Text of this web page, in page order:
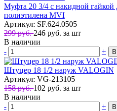
Муфта 20 3/4 с накидной гайкой
полиэтилена MVI
Артикул: SF.624.0505
299 руб.246 руб. за шт
В наличии
-
+
Штуцер 18 1/2 наруж VALOGIN
Артикул: VG-213105
158 руб.102 руб. за шт
В наличии
-
+